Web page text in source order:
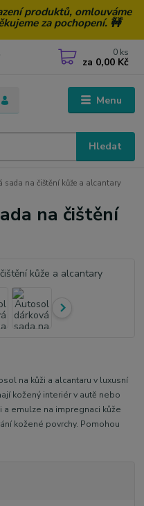
produktů, omlouváme
za pochopení. 🚧
Menu
Hledat
0 ks
za 0,00 Kč
sada na čištění kůže a alcantary
na čištění
na kůži a alcantaru v luxusní
kožený interiér v autě nebo
a emulze na impregnaci kůže
kožené povrchy. Pomohou